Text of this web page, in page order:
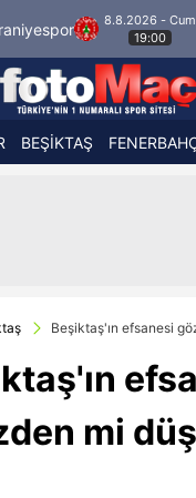
8.8.2026 - Cum
19:00
BEŞİKTAŞ
Beşiktaş'ın efsanesi
mi